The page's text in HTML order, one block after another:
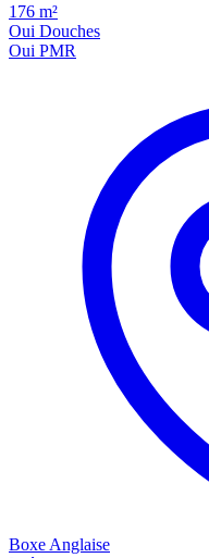
176 m²
Oui Douches
Oui PMR
Boxe Anglaise